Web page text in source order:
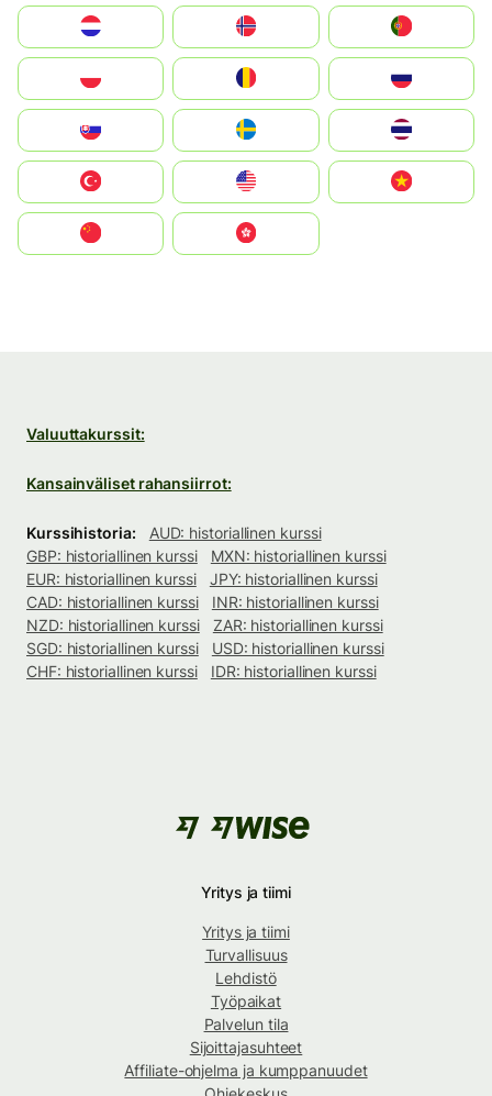
United States
中國香港特別行政區
Valuuttakurssit:
Kansainväliset rahansiirrot:
Kurssihistoria:
AUD: historiallinen kurssi
GBP: historiallinen kurssi
MXN: historiallinen kurssi
EUR: historiallinen kurssi
JPY: historiallinen kurssi
CAD: historiallinen kurssi
INR: historiallinen kurssi
NZD: historiallinen kurssi
ZAR: historiallinen kurssi
SGD: historiallinen kurssi
USD: historiallinen kurssi
CHF: historiallinen kurssi
IDR: historiallinen kurssi
Yritys ja tiimi
Yritys ja tiimi
Turvallisuus
Lehdistö
Työpaikat
Palvelun tila
Sijoittajasuhteet
Affiliate-ohjelma ja kumppanuudet